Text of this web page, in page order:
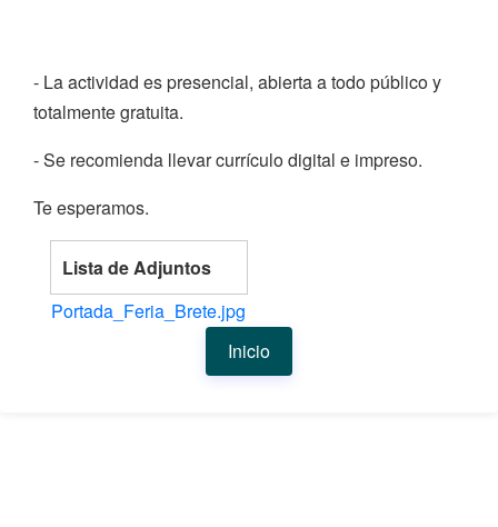
- La actividad es presencial, abierta a todo público y
totalmente gratuita.
- Se recomienda llevar currículo digital e impreso.
Te esperamos.
Lista de Adjuntos
Portada_Feria_Brete.jpg
Inicio